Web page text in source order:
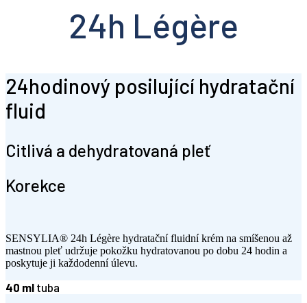
24h Légère
24hodinový posilující hydratační
fluid
Citlivá a dehydratovaná pleť
Korekce
SENSYLIA® 24h Légère hydratační fluidní krém na smíšenou až
mastnou pleť udržuje pokožku hydratovanou po dobu 24 hodin a
poskytuje ji každodenní úlevu.
40 ml tuba